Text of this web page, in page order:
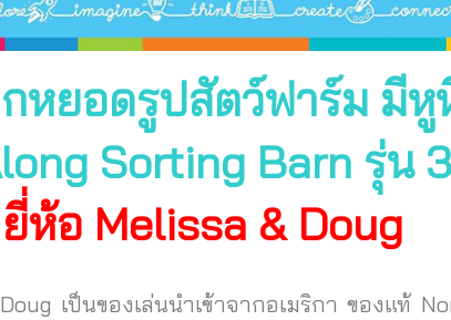
หยอดรูปสัตว์ฟาร์ม มีหู
Sorting Barn รุ่น
ยี่ห้อ Melissa & Doug
เป็นของเล่นนำเข้าจากอเมริกา ของแท้